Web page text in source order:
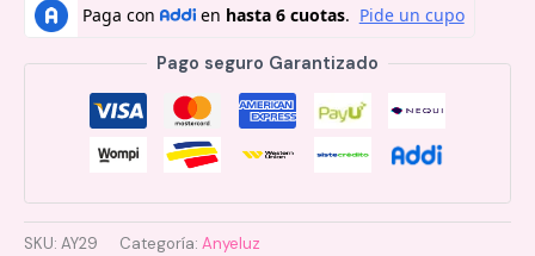
Pago seguro Garantizado
SKU: AY29 Categoría: Anyeluz